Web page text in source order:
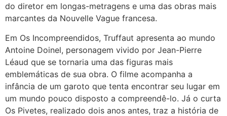
do diretor em longas-metragens e uma das obras mais
marcantes da Nouvelle Vague francesa.
Em Os Incompreendidos, Truffaut apresenta ao mundo
Antoine Doinel, personagem vivido por Jean-Pierre
Léaud que se tornaria uma das figuras mais
emblemáticas de sua obra. O filme acompanha a
infância de um garoto que tenta encontrar seu lugar em
um mundo pouco disposto a compreendê-lo. Já o curta
Os Pivetes, realizado dois anos antes, traz a história de